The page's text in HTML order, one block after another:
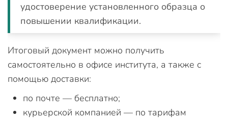
удостоверение установленного образца о
повышении квалификации.
Итоговый документ можно получить
самостоятельно в офисе института, а также с
помощью доставки:
по почте — бесплатно;
курьерской компанией — по тарифам